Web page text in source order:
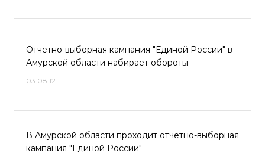
Отчетно-выборная кампания "Единой России" в
Амурской области набирает обороты
03.08.12
В Амурской области проходит отчетно-выборная
кампания "Единой России"